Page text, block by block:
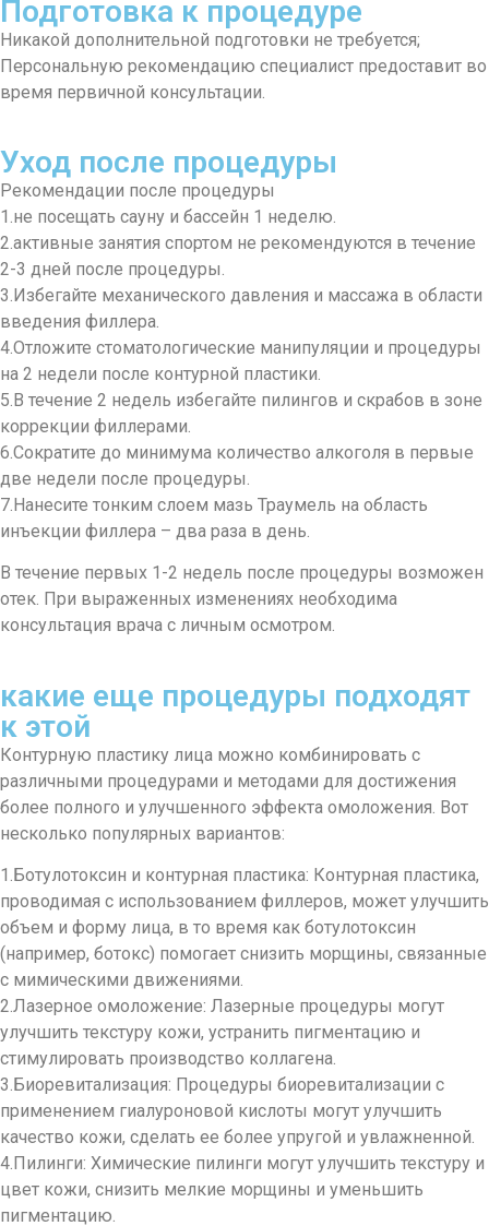
Подготовка к процедуре
Никакой дополнительной подготовки не требуется;
Персональную рекомендацию специалист предоставит во
время первичной консультации.
Уход после процедуры
Рекомендации после процедуры
1.не посещать сауну и бассейн 1 неделю.
2.активные занятия спортом не рекомендуются в течение
2-3 дней после процедуры.
3.Избегайте механического давления и массажа в области
введения филлера.
4.Отложите стоматологические манипуляции и процедуры
на 2 недели после контурной пластики.
5.В течение 2 недель избегайте пилингов и скрабов в зоне
коррекции филлерами.
6.Сократите до минимума количество алкоголя в первые
две недели после процедуры.
7.Нанесите тонким слоем мазь Траумель на область
инъекции филлера – два раза в день.
В течение первых 1-2 недель после процедуры возможен
отек. При выраженных изменениях необходима
консультация врача с личным осмотром.
какие еще процедуры подходят
к этой
Контурную пластику лица можно комбинировать с
различными процедурами и методами для достижения
более полного и улучшенного эффекта омоложения. Вот
несколько популярных вариантов:
1.Ботулотоксин и контурная пластика: Контурная пластика,
проводимая с использованием филлеров, может улучшить
объем и форму лица, в то время как ботулотоксин
(например, ботокс) помогает снизить морщины, связанные
с мимическими движениями.
2.Лазерное омоложение: Лазерные процедуры могут
улучшить текстуру кожи, устранить пигментацию и
стимулировать производство коллагена.
3.Биоревитализация: Процедуры биоревитализации с
применением гиалуроновой кислоты могут улучшить
качество кожи, сделать ее более упругой и увлажненной.
4.Пилинги: Химические пилинги могут улучшить текстуру и
цвет кожи, снизить мелкие морщины и уменьшить
пигментацию.